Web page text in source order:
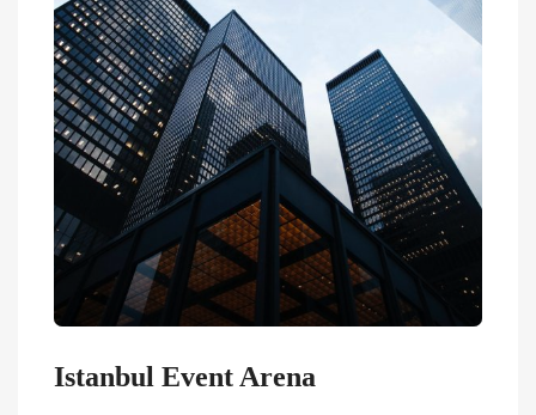
Istanbul Event Arena